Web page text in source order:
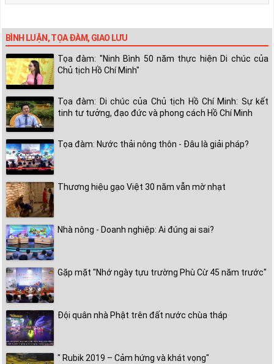
BÌNH LUẬN, TỌA ĐÀM, GIAO LƯU
Tọa đàm: "Ninh Bình 50 năm thực hiện Di chúc của
Chủ tịch Hồ Chí Minh"
Tọa đàm: Di chúc của Chủ tịch Hồ Chí Minh: Sự kết
tinh tư tưởng, đạo đức và phong cách Hồ Chí Minh
Tọa đàm: Nước thải nông thôn - Đâu là giải pháp?
Thương hiệu gạo Việt 30 năm vẫn mờ nhạt
Nhà nông - Doanh nghiệp: Ai đúng ai sai?
Gặp mặt "Nhớ ngày tựu trường Phù Cừ 45 năm trước"
Đội quân nhà Phật trên đất nước chùa tháp
" Rubik 2019 – Cảm hứng và khát vọng"